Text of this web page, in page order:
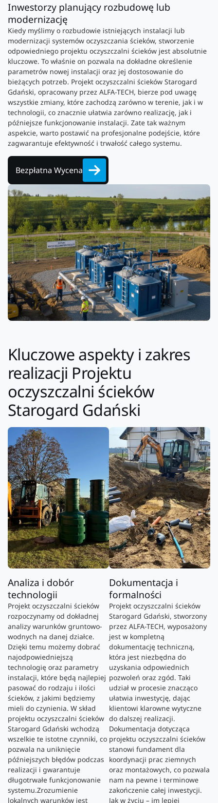
Inwestorzy planujący rozbudowę lub
modernizację
Kiedy myślimy o rozbudowie istniejących instalacji lub
modernizacji systemów oczyszczania ścieków, stworzenie
odpowiedniego projektu oczyszczalni ścieków jest absolutnie
kluczowe. To właśnie on pozwala na dokładne określenie
parametrów nowej instalacji oraz jej dostosowanie do
bieżących potrzeb. Projekt oczyszczalni ścieków Starogard
Gdański, opracowany przez ALFA-TECH, bierze pod uwagę
wszystkie zmiany, które zachodzą zarówno w terenie, jak i w
technologii, co znacznie ułatwia zarówno realizację, jak i
późniejsze funkcjonowanie instalacji. Zate tak ważnym
aspekcie, warto postawić na profesjonalne podejście, które
zagwarantuje efektywność i trwałość całego systemu.
Bezpłatna Wycena
Kluczowe aspekty i zakres
realizacji Projektu
oczyszczalni ścieków
Starogard Gdański
Analiza i dobór
technologii
Projekt oczyszczalni ścieków
rozpoczynamy od dokładnej
analizy warunków gruntowo-
wodnych na danej działce.
Dzięki temu możemy dobrać
najodpowiedniejszą
technologię oraz parametry
instalacji, które będą najlepiej
pasować do rodzaju i ilości
ścieków, z jakimi będziemy
mieli do czynienia. W skład
projektu oczyszczalni ścieków
Starogard Gdański wchodzą
wszelkie te istotne czynniki, co
pozwala na uniknięcie
późniejszych błędów podczas
realizacji i gwarantuje
długotrwałe funkcjonowanie
systemu.Zrozumienie
lokalnych warunków jest
Dokumentacja i
formalności
Projekt oczyszczalni ścieków
Starogard Gdański, stworzony
przez ALFA-TECH, wyposażony
jest w kompletną
dokumentację techniczną,
która jest niezbędna do
uzyskania odpowiednich
pozwoleń oraz zgód. Taki
udział w procesie znacząco
ułatwia inwestycję, dając
klientowi klarowne wytyczne
do dalszej realizacji.
Dokumentacja dotycząca
projektu oczyszczalni ścieków
stanowi fundament dla
koordynacji prac ziemnych
oraz montażowych, co pozwala
nam na pewne i terminowe
zakończenie całej inwestycji.
Jak w życiu – im lepiej